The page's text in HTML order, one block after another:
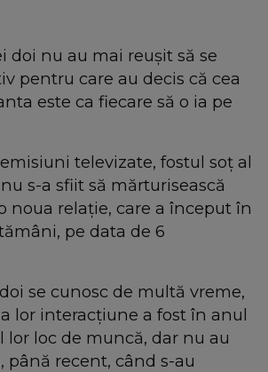
doi nu au mai reușit să se
pentru care au decis că cea
este ca fiecare să o ia pe
televizate, fostul soț al
s-a sfiit să mărturisească
noua relație, care a început în
pe data de 6
se cunosc de multă vreme,
lor interacțiune a fost în anul
lor loc de muncă, dar nu au
până recent, când s-au